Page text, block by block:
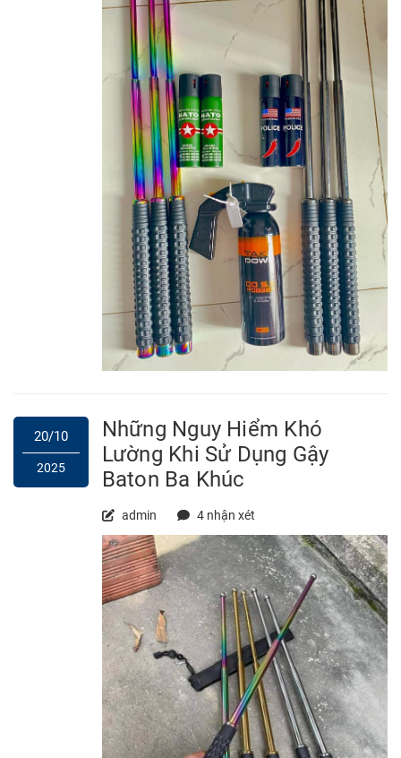
20/10
2025
Những Nguy Hiểm Khó
Lường Khi Sử Dụng Gậy
Baton Ba Khúc
admin 4 nhận xét